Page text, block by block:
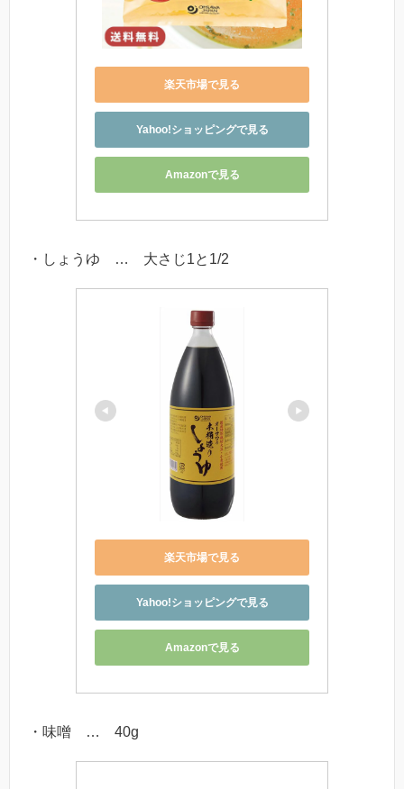
楽天市場で見る
Yahoo!ショッピングで見る
Amazonで見る
・しょうゆ … 大さじ1と1/2
楽天市場で見る
Yahoo!ショッピングで見る
Amazonで見る
・味噌 … 40g